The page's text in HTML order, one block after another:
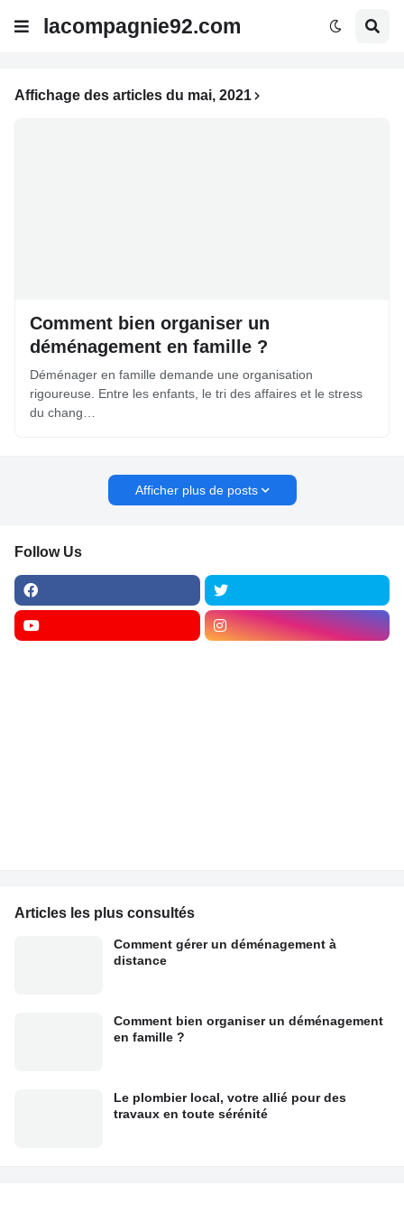
lacompagnie92.com
Affichage des articles du mai, 2021
Comment bien organiser un
déménagement en famille ?
Déménager en famille demande une organisation
rigoureuse. Entre les enfants, le tri des affaires et le stress
du chang…
Afficher plus de posts
Follow Us
Articles les plus consultés
Comment gérer un déménagement à
distance
Comment bien organiser un déménagement
en famille ?
Le plombier local, votre allié pour des
travaux en toute sérénité